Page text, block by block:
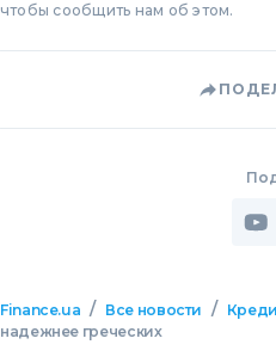
чтобы сообщить нам об этом.
Finance.ua / Все новости /
надежнее греческих